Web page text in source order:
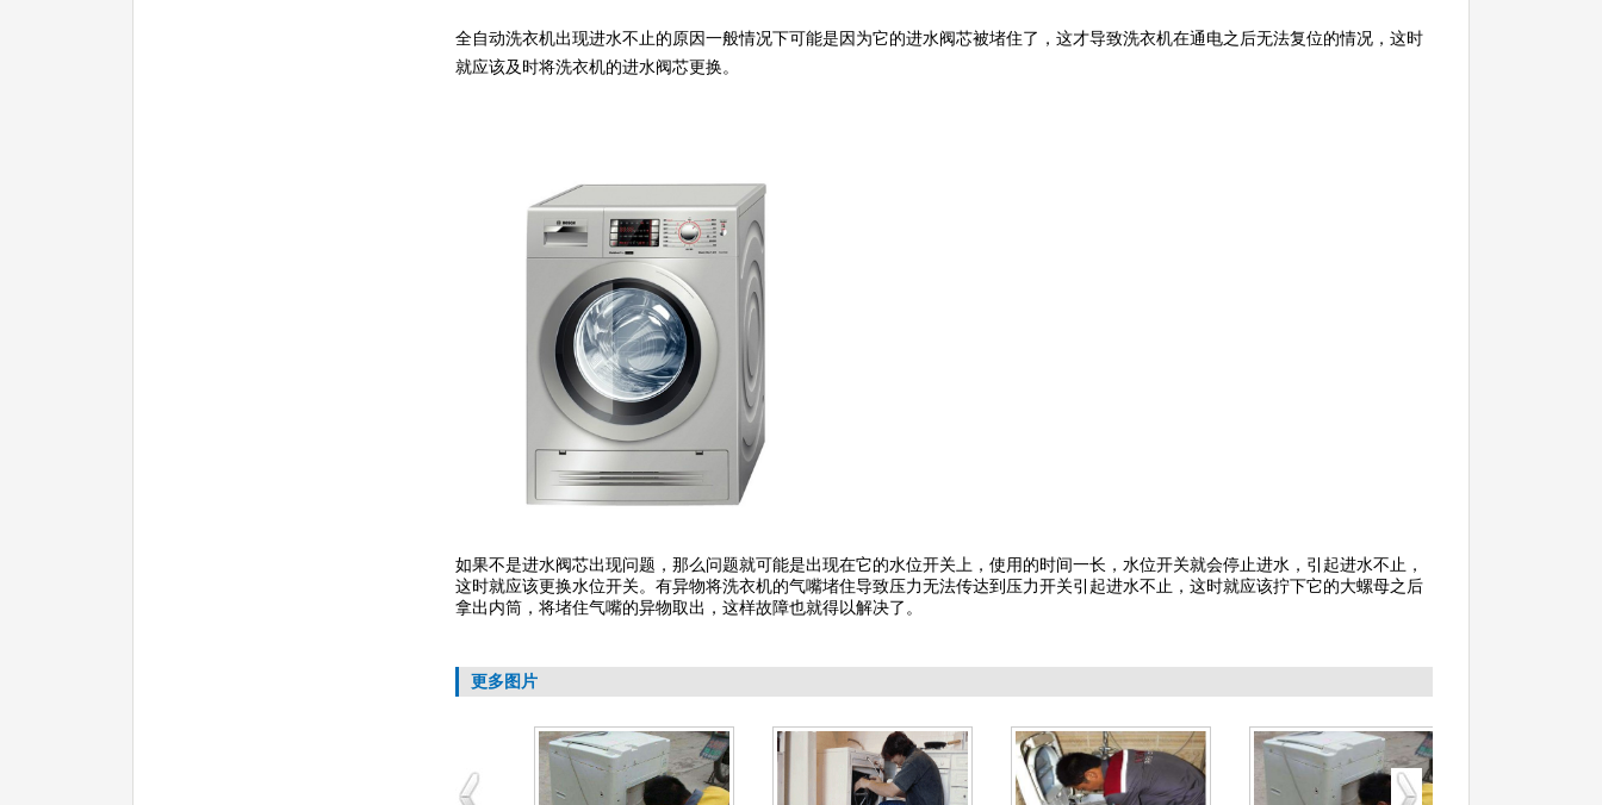
全自动洗衣机出现进水不止的原因一般情况下可能是因为它的进水阀芯被堵住了，这才导致洗衣机在通电之后无法复位的情况，这时
就应该及时将洗衣机的进水阀芯更换。
如果不是进水阀芯出现问题，那么问题就可能是出现在它的水位开关上，使用的时间一长，水位开关就会停止进水，引起进水不止，
这时就应该更换水位开关。有异物将洗衣机的气嘴堵住导致压力无法传达到压力开关引起进水不止，这时就应该拧下它的大螺母之后
拿出内筒，将堵住气嘴的异物取出，这样故障也就得以解决了。
更多图片